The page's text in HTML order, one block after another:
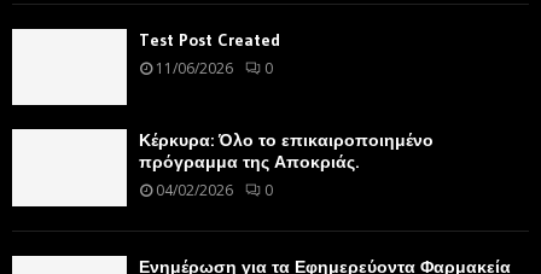
Test Post Created
11/06/2026 0
Κέρκυρα: Όλο το επικαιροποιημένο
πρόγραμμα της Αποκριάς.
04/02/2026 0
Ενημέρωση για τα Εφημερεύοντα Φαρμακεία